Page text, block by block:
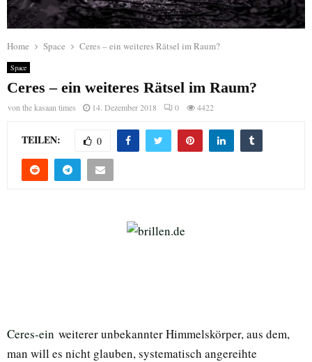
Home Space Ceres – ein weiteres Rätsel im Raum?
Space
Ceres – ein weiteres Rätsel im Raum?
vonthe kasaan times 14. Dezember 2018 0 4422
TEILEN: 0
Ceres-ein weiterer unbekannter Himmelskörper, aus dem,
man will es nicht glauben, systematisch angereihte